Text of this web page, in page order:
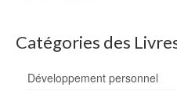
Catégories des
Développement personnel